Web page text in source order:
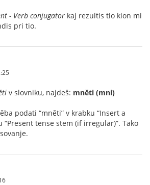
- Verb conjugator kaj rezultis tio kion mi
pri tio.
v slovniku, najdeš: mněti (mni)
podati “mněti” v krabku “Insert a
“Present tense stem (if irregular)”. Tako